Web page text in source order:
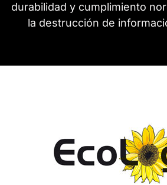
durabilidad y cumplimiento
la destrucción de